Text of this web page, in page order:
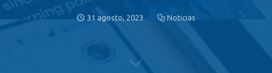
31 agosto, 2023 Noticias